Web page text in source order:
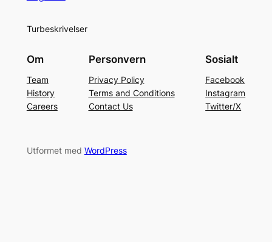
Turbeskrivelser
Om
Team
History
Careers
Personvern
Privacy Policy
Terms and Conditions
Contact Us
Sosialt
Facebook
Instagram
Twitter/X
Utformet med WordPress